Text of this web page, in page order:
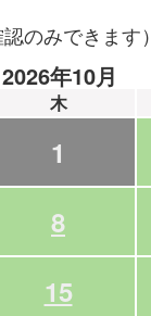
のみできます）
2026年10月
木
1
8
15